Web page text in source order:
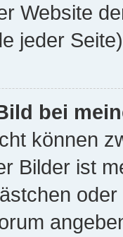
Website
jeder
bei
können
Bilder ist